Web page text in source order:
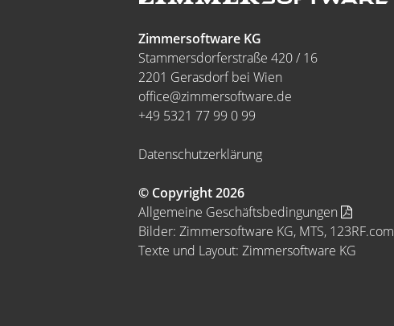
Zimmersoftware KG
Stammersdorferstraße 420 / 16
2201 Gerasdorf bei Wien
office@zimmersoftware.de
+49 5321 77 99 0 99
Datenschutzerklärung
© Copyright 2026
Allgemeine Geschäftsbedingungen
Bilder: Zimmersoftware KG, MTS, 123RF.com
Texte und Layout: Zimmersoftware KG